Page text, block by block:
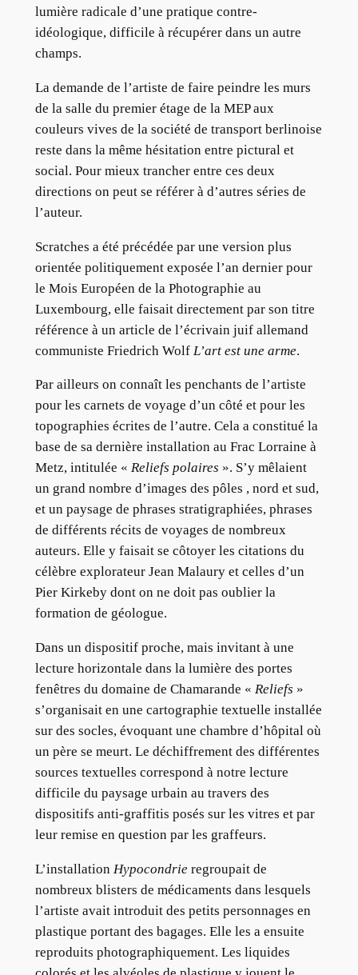
lumière radicale d’une pratique contre-
idéologique, difficile à récupérer dans un autre
champs.
La demande de l’artiste de faire peindre les murs
de la salle du premier étage de la MEP aux
couleurs vives de la société de transport berlinoise
reste dans la même hésitation entre pictural et
social. Pour mieux trancher entre ces deux
directions on peut se référer à d’autres séries de
l’auteur.
Scratches a été précédée par une version plus
orientée politiquement exposée l’an dernier pour
le Mois Européen de la Photographie au
Luxembourg, elle faisait directement par son titre
référence à un article de l’écrivain juif allemand
communiste Friedrich Wolf L’art est une arme.
Par ailleurs on connaît les penchants de l’artiste
pour les carnets de voyage d’un côté et pour les
topographies écrites de l’autre. Cela a constitué la
base de sa dernière installation au Frac Lorraine à
Metz, intitulée « Reliefs polaires ». S’y mêlaient
un grand nombre d’images des pôles , nord et sud,
et un paysage de phrases stratigraphiées, phrases
de différents récits de voyages de nombreux
auteurs. Elle y faisait se côtoyer les citations du
célèbre explorateur Jean Malaury et celles d’un
Pier Kirkeby dont on ne doit pas oublier la
formation de géologue.
Dans un dispositif proche, mais invitant à une
lecture horizontale dans la lumière des portes
fenêtres du domaine de Chamarande « Reliefs »
s’organisait en une cartographie textuelle installée
sur des socles, évoquant une chambre d’hôpital où
un père se meurt. Le déchiffrement des différentes
sources textuelles correspond à notre lecture
difficile du paysage urbain au travers des
dispositifs anti-graffitis posés sur les vitres et par
leur remise en question par les graffeurs.
L’installationHypocondrieregroupait de
nombreux blisters de médicaments dans lesquels
l’artiste avait introduit des petits personnages en
plastique portant des bagages. Elle les a ensuite
reproduits photographiquement. Les liquides